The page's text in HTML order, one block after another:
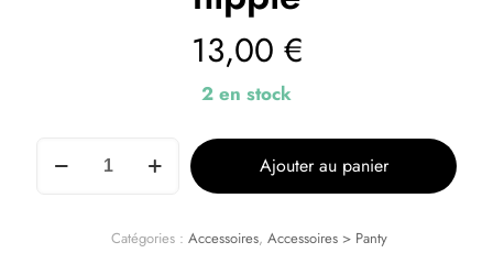
13,00 €
2 en stock
Ajouter au panier
Catégories : Accessoires, Accessoires > Panty